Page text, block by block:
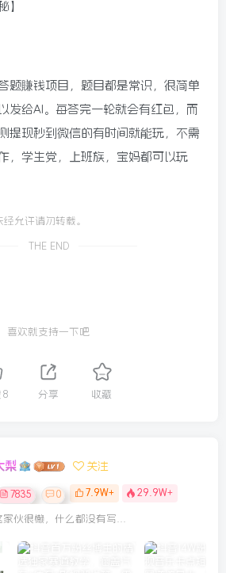
题賺钱项目，题目都是常识，很简单
发给AI。每答完一轮就会有红包，而
提现秒到微信的有时间就能玩，不需
，学生党，上班族，宝妈都可以玩
允许请勿转载。
THE END
喜欢就支持一下吧
8 分享 收藏
梨 关注
7835 0 7.9W+ 29.9W+
家伙很懒，什么都没有写...